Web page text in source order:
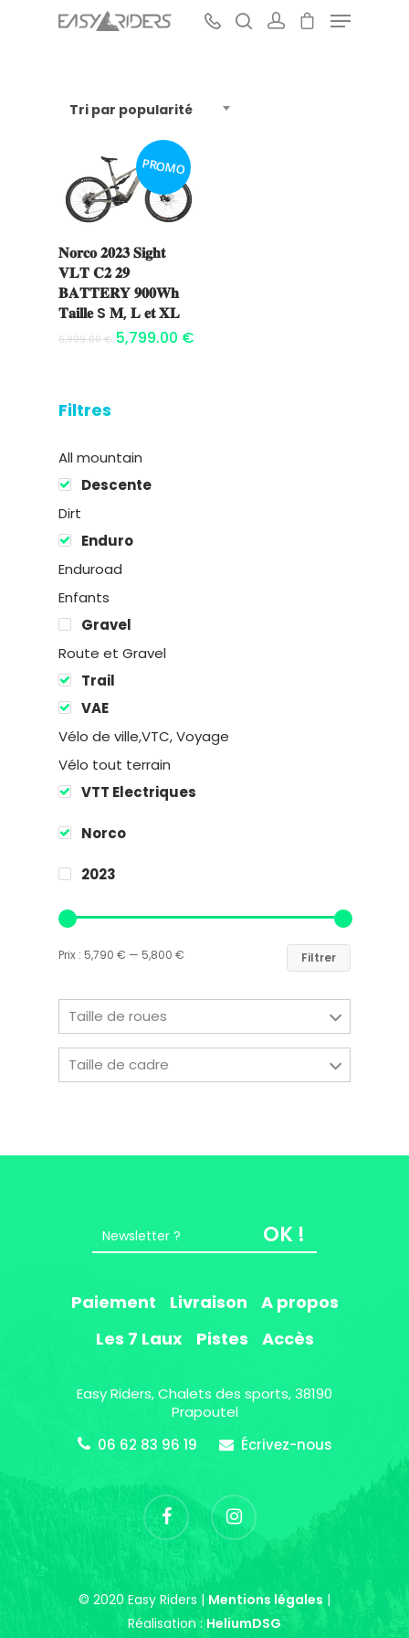
Hit enter to search or ESC to close
Tri par popularité
Filtres
All mountain
Descente
Dirt
Enduro
Enduroad
Enfants
Gravel
Route et Gravel
Trail
VAE
Vélo de ville,VTC, Voyage
Vélo tout terrain
VTT Electriques
Norco
2023
Filtrer
Prix : 5,790 € — 5,800 €
Taille de roues
Taille de cadre
PROMO
Ajouter au
panier
𝐍𝐨𝐫𝐜𝐨 𝟐𝟎𝟐𝟑 𝐒𝐢𝐠𝐡𝐭
𝐕𝐋𝐓 𝐂𝟐 𝟐𝟗
𝐁𝐀𝐓𝐓𝐄𝐑𝐘 𝟗𝟎𝟎𝐖𝐡
𝐓𝐚𝐢𝐥𝐥𝐞 S 𝐌, 𝐋 𝐞𝐭 𝐗𝐋
6,999.00€ 5,799.00 €
OK !
Paiement Livraison
A propos
Les 7 Laux
Pistes Accès
Easy Riders, Chalets des sports, 38190
Prapoutel
06 62 83 96 19
Écrivez-nous
© 2020 Easy Riders | Mentions légales |
Réalisation : HeliumDSG
Chalets des sports
38190 Prapoutel